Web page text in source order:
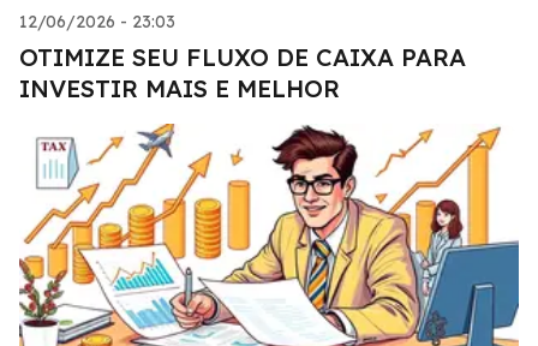
12/06/2026 - 23:03
OTIMIZE SEU FLUXO DE CAIXA PARA
INVESTIR MAIS E MELHOR